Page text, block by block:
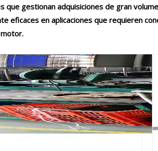
que gestionan adquisiciones de gran
eficaces en aplicaciones que requieren